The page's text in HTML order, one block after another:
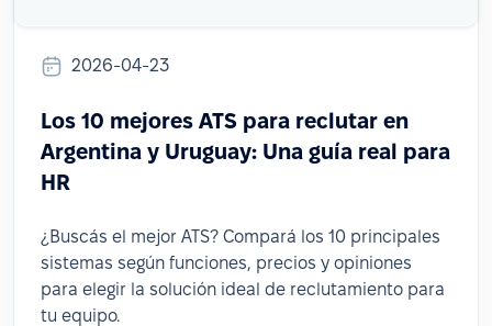
2026-04-23
Los 10 mejores ATS para reclutar en
Argentina y Uruguay: Una guía real para
HR
¿Buscás el mejor ATS? Compará los 10 principales
sistemas según funciones, precios y opiniones
para elegir la solución ideal de reclutamiento para
tu equipo.